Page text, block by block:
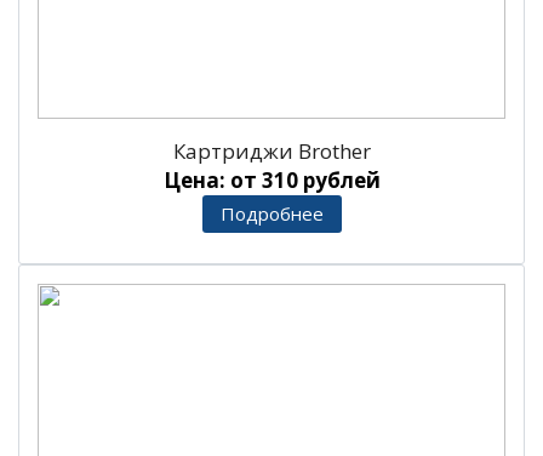
Картриджи Brother
Цена: от 310 рублей
Подробнее